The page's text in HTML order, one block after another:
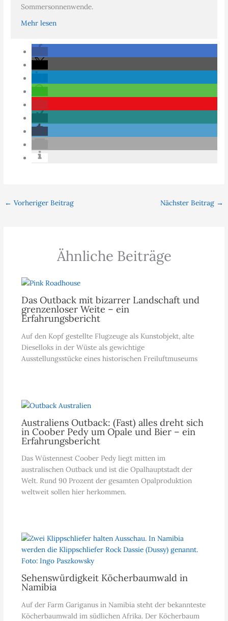
Sommersonnenwende.
Mehr lesen
← Vorheriger Beitrag Nächster Beitrag →
Ähnliche Beiträge
Das Outback mit bizarrer Landschaft und
grenzenloser Weite – ein
Erfahrungsbericht
Auf den Kopf gestellte Flugzeuge als Kunstobjekt, alte
Dieselloks in der Wüste als gewichtige
Ausstellungsstücke eines historischen Freiluftmuseums
Australiens Outback: (Fast) alles dreht sich
in Coober Pedy um Opale und Bier – ein
Erfahrungsbericht
Das Wüstennest Coober Pedy liegt mitten im
australischen Outback und ist die Opalhauptstadt der
Welt. Rund 90 Prozent der gesamten Opalproduktion
weltweit sollen hier herkommen.
Sehenswürdigkeit Köcherbaumwald in
Namibia
Auf der Farm Gariganus in Namibia steht der bekannteste
Köcherbaumwald im südlichen Afrika. Der Köcherbaum